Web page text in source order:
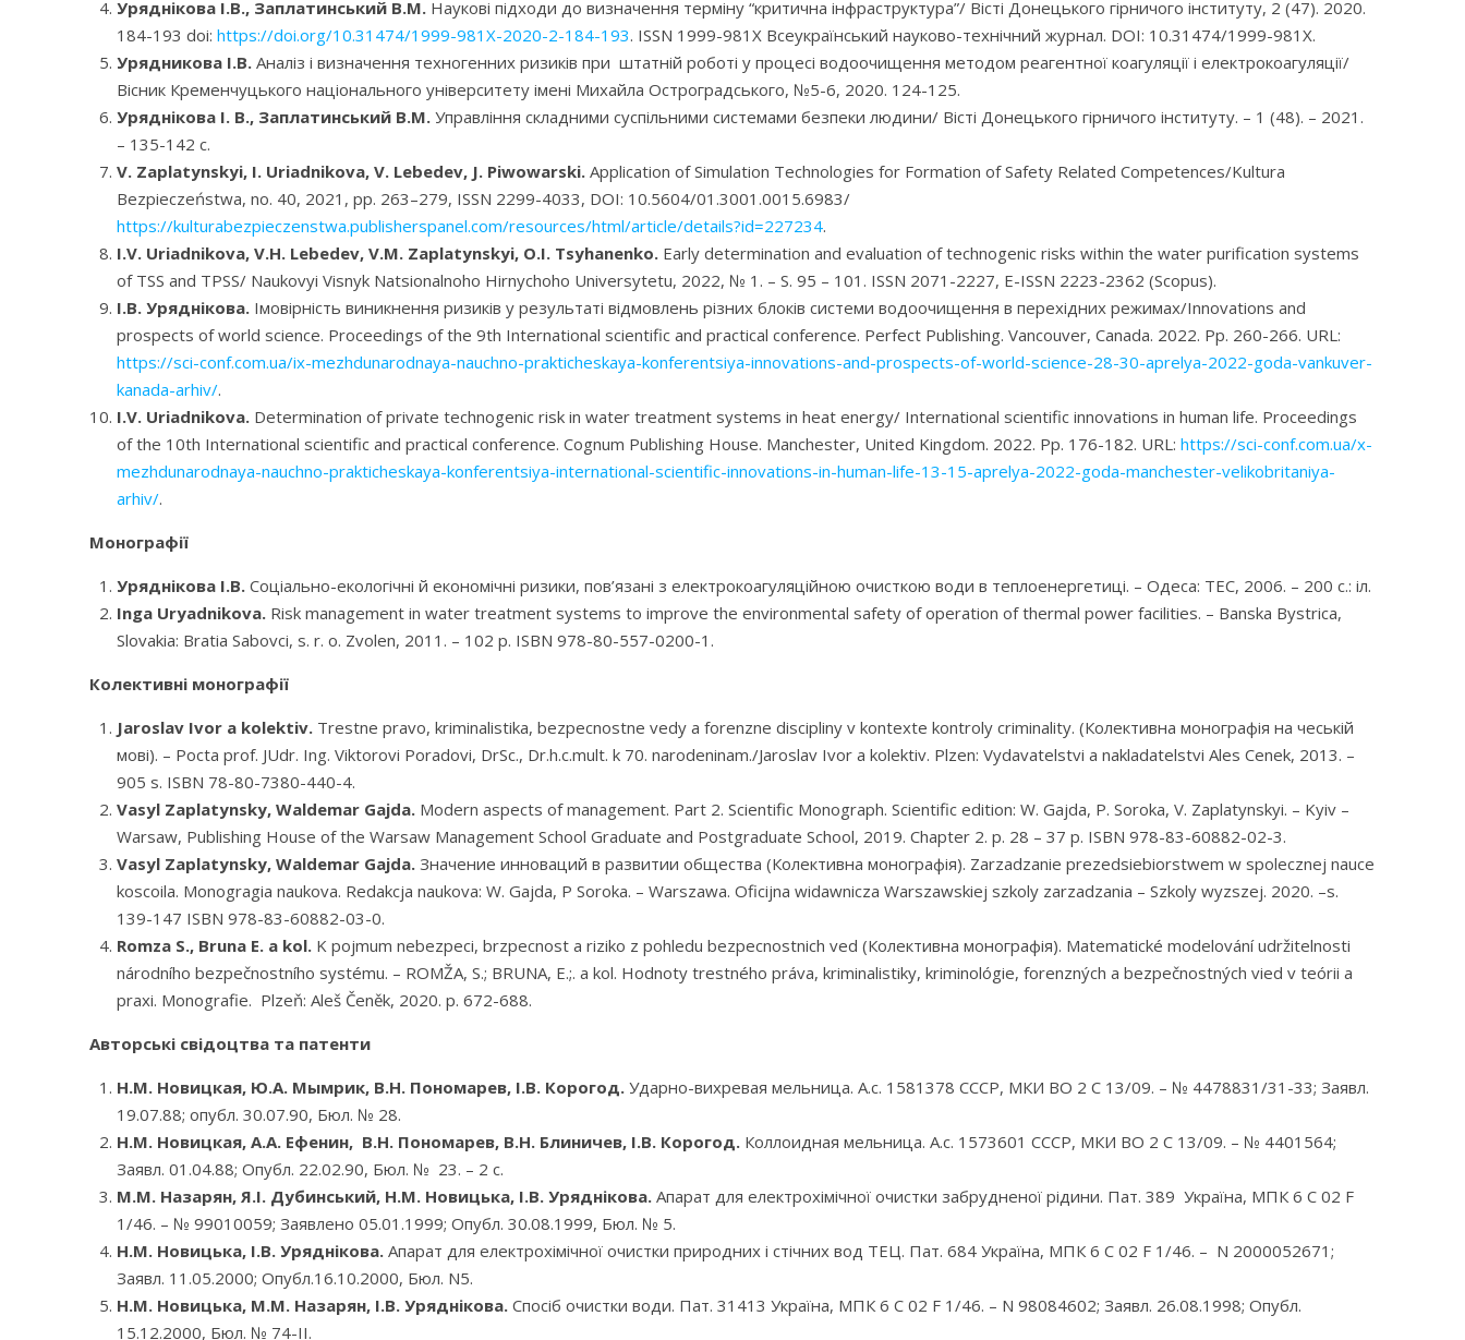
Уряднікова І.В., Заплатинський В.М. Наукові підходи до визначення терміну “критична інфраструктура”/ Вісті Донецького гірничого інституту, 2 (47). 2020.
184-193 doi: https://doi.org/10.31474/1999-981X-2020-2-184-193. ISSN 1999-981X Всеукраїнський науково-технічний журнал. DOI: 10.31474/1999-981X.
Урядникова І.В. Аналіз і визначення техногенних ризиків при штатній роботі у процесі водоочищення методом реагентної коагуляції і електрокоагуляції/
Вісник Кременчуцького національного університету імені Михайла Остроградського, №5-6, 2020. 124-125.
Уряднікова І. В., Заплатинський В.М. Управління складними суспільними системами безпеки людини/ Вісті Донецького гірничого інституту. – 1 (48). – 2021.
– 135-142 с.
V. Zaplatynskyi, I. Uriadnikova, V. Lebedev, J. Piwowarski. Application of Simulation Technologies for Formation of Safety Related Competences/Kultura
Bezpieczeństwa, no. 40, 2021, pp. 263–279, ISSN 2299-4033, DOI: 10.5604/01.3001.0015.6983/
https://kulturabezpieczenstwa.publisherspanel.com/resources/html/article/details?id=227234.
I.V. Uriadnikova, V.H. Lebedev, V.M. Zaplatynskyi, O.I. Tsyhanenko. Early determination and evaluation of technogenic risks within the water purification systems
of TSS and TPSS/ Naukovyi Visnyk Natsionalnoho Hirnychoho Universytetu, 2022, № 1. – S. 95 – 101. ISSN 2071-2227, E-ISSN 2223-2362 (Scopus).
І.В. Уряднікова. Імовірність виникнення ризиків у результаті відмовлень різних блоків системи водоочищення в перехідних режимах/Innovations and
prospects of world science. Proceedings of the 9th International scientific and practical conference. Perfect Publishing. Vancouver, Canada. 2022. Pp. 260-266. URL:
https://sci-conf.com.ua/ix-mezhdunarodnaya-nauchno-prakticheskaya-konferentsiya-innovations-and-prospects-of-world-science-28-30-aprelya-2022-goda-vankuver-
kanada-arhiv/.
I.V. Uriadnikova. Determination of private technogenic risk in water treatment systems in heat energy/ International scientific innovations in human life. Proceedings
of the 10th International scientific and practical conference. Cognum Publishing House. Manchester, United Kingdom. 2022. Pp. 176-182. URL: https://sci-conf.com.ua/x-
mezhdunarodnaya-nauchno-prakticheskaya-konferentsiya-international-scientific-innovations-in-human-life-13-15-aprelya-2022-goda-manchester-velikobritaniya-
arhiv/.
Монографії
Уряднікова І.В. Соціально-екологічні й економічні ризики, пов’язані з електрокоагуляційною очисткою води в теплоенергетиці. – Одеса: ТЕС, 2006. – 200 с.: іл.
Inga Uryadnikova. Risk management in water treatment systems to improve the environmental safety of operation of thermal power facilities. – Banska Bystrica,
Slovakia: Bratia Sabovci, s. r. o. Zvolen, 2011. – 102 p. ISBN 978-80-557-0200-1.
Колективні монографії
Jaroslav Ivor a kolektiv. Trestne pravo, kriminalistika, bezpecnostne vedy a forenzne discipliny v kontexte kontroly criminality. (Колективна монографія на чеській
мові). – Pocta prof. JUdr. Ing. Viktorovi Poradovi, DrSc., Dr.h.c.mult. k 70. narodeninam./Jaroslav Ivor a kolektiv. Plzen: Vydavatelstvi a nakladatelstvi Ales Cenek, 2013. –
905 s. ISBN 78-80-7380-440-4.
Vasyl Zaplatynsky, Waldemar Gajda. Modern aspects of management. Part 2. Scientific Monograph. Scientific edition: W. Gajda, P. Soroka, V. Zaplatynskyi. – Kyiv –
Warsaw, Publishing House of the Warsaw Management School Graduate and Postgraduate School, 2019. Chapter 2. p. 28 – 37 p. ISBN 978-83-60882-02-3.
Vasyl Zaplatynsky, Waldemar Gajda. Значение инноваций в развитии общества (Колективна монографія). Zarzadzanie prezedsiebiorstwem w spolecznej nauce
koscoila. Monogragia naukova. Redakcja naukova: W. Gajda, P Soroka. – Warszawa. Oficijna widawnicza Warszawskiej szkoly zarzadzania – Szkoly wyzszej. 2020. –s.
139-147 ISBN 978-83-60882-03-0.
Romza S., Bruna E. a kol. K pojmum nebezpeci, brzpecnost a riziko z pohledu bezpecnostnich ved (Колективна монографія). Matematické modelování udržitelnosti
národního bezpečnostního systému. – ROMŽA, S.; BRUNA, E.;. a kol. Hodnoty trestného práva, kriminalistiky, kriminológie, forenzných a bezpečnostných vied v teórii a
praxi. Monografie. Plzeň: Aleš Čeněk, 2020. p. 672-688.
Авторські свідоцтва та патенти
Н.М. Новицкая, Ю.А. Мымрик, В.Н. Пономарев, І.В. Корогод. Ударно-вихревая мельница. А.с. 1581378 СССР, МКИ ВО 2 С 13/09. – № 4478831/31-33; Заявл.
19.07.88; опубл. 30.07.90, Бюл. № 28.
Н.М. Новицкая, А.А. Ефенин, В.Н. Пономарев, В.Н. Блиничев, І.В. Корогод. Коллоидная мельница. А.с. 1573601 СССР, МКИ ВО 2 С 13/09. – № 4401564;
Заявл. 01.04.88; Опубл. 22.02.90, Бюл. № 23. – 2 с.
М.М. Назарян, Я.І. Дубинський, Н.М. Новицька, І.В. Уряднікова. Апарат для електрохімічної очистки забрудненої рідини. Пат. 389 Україна, МПК 6 С 02 F
1/46. – № 99010059; Заявлено 05.01.1999; Опубл. 30.08.1999, Бюл. № 5.
Н.М. Новицька, І.В. Уряднікова. Апарат для електрохімічної очистки природних і стічних вод ТЕЦ. Пат. 684 Україна, МПК 6 С 02 F 1/46. – N 2000052671;
Заявл. 11.05.2000; Опубл.16.10.2000, Бюл. N5.
Н.М. Новицька, М.М. Назарян, І.В. Уряднікова. Спосіб очистки води. Пат. 31413 Україна, МПК 6 С 02 F 1/46. – N 98084602; Заявл. 26.08.1998; Опубл.
15.12.2000, Бюл. № 74-ІІ.